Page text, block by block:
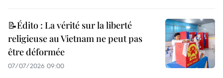
📝Édito : La vérité sur la liberté
religieuse au Vietnam ne peut pas
être déformée
07/07/2026 09:00